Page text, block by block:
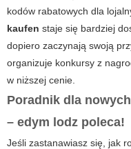
kodów rabatowych dla
kaufen staje się bardziej
dopiero zaczynają swoją
organizuje konkursy z
w niższej cenie.
Poradnik dla
– edym lodz poleca!
Jeśli zastanawiasz się, jak